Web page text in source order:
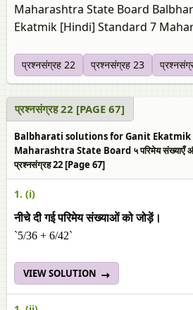
Maharashtra State Board
Ekatmik [Hindi] Standard 7
प्रश्नसंग्रह 22 प्रश्नसंग्रह 23
प्रश्नसंग्रह 22 [PAGE 67]
Balbharati solutions for Ganit Ekatmik
Maharashtra State Board ५ परिमेय संख्याएँ
प्रश्नसंग्रह 22 [Page 67]
1. (i)
नीचे दी गई परिमेय संख्याओं को जोड़ें।
`5/36 + 6/42`
VIEW SOLUTION